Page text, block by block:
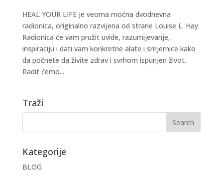
HEAL YOUR LIFE je veoma moćna dvodnevna
radionica, originalno razvijena od strane Louise L. Hay.
Radionica će vam pružit uvide, razumijevanje,
inspiraciju i dati vam konkretne alate i smjernice kako
da počnete da živite zdrav i svrhom ispunjen život.
Radit ćemo...
Traži
Kategorije
BLOG